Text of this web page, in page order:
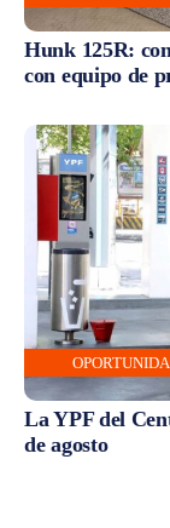
Hunk 125R:
con equipo de
La YPF del
de agosto